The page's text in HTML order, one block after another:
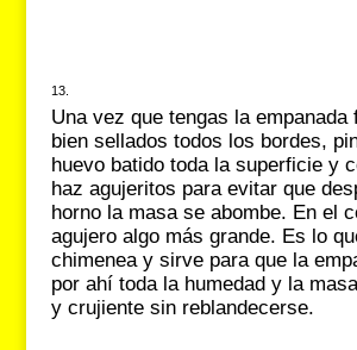
Una vez que tengas la empanada
bien sellados todos los bordes,
huevo batido toda la superficie y
haz agujeritos para evitar que
horno la masa se abombe. En el
agujero algo más grande. Es lo
chimenea y sirve para que la
por ahí toda la humedad y la
y crujiente sin reblandecerse.